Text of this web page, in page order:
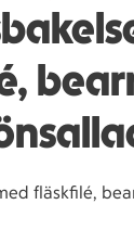
fläskfilé,